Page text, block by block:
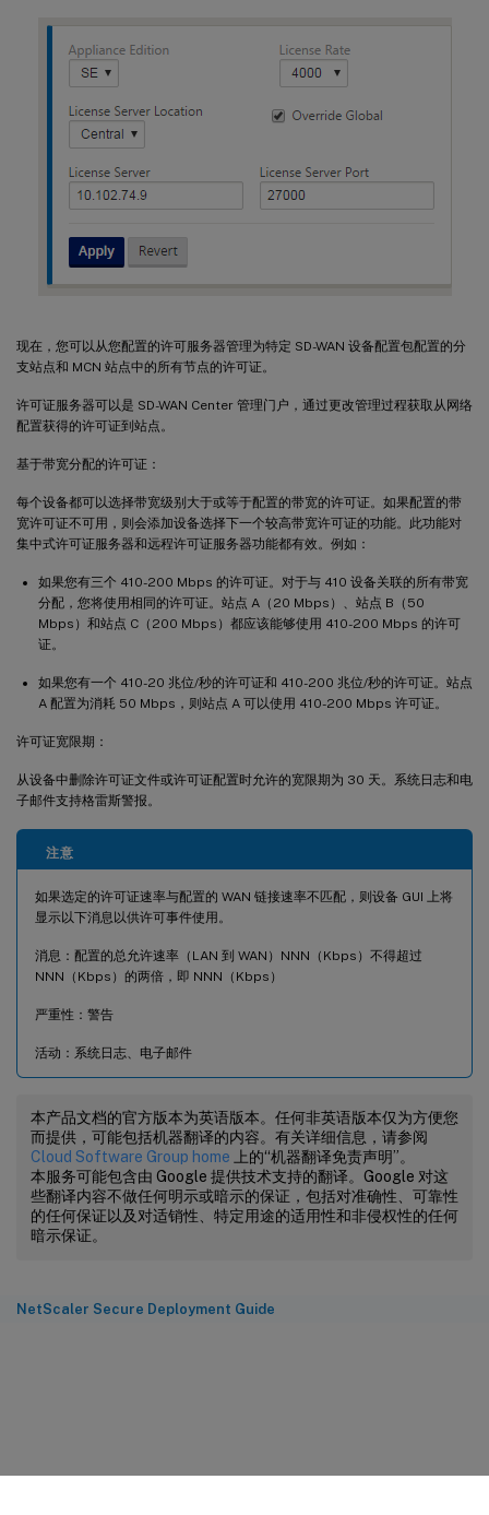
现在，您可以从您配置的许可服务器管理为特定 SD-WAN 设备配置包配置的分
支站点和 MCN 站点中的所有节点的许可证。
许可证服务器可以是 SD-WAN Center 管理门户，通过更改管理过程获取从网络
配置获得的许可证到站点。
基于带宽分配的许可证：
每个设备都可以选择带宽级别大于或等于配置的带宽的许可证。如果配置的带
宽许可证不可用，则会添加设备选择下一个较高带宽许可证的功能。此功能对
集中式许可证服务器和远程许可证服务器功能都有效。例如：
如果您有三个 410-200 Mbps 的许可证。对于与 410 设备关联的所有带宽
分配，您将使用相同的许可证。站点 A（20 Mbps）、站点 B（50
Mbps）和站点 C（200 Mbps）都应该能够使用 410-200 Mbps 的许可
证。
如果您有一个 410-20 兆位/秒的许可证和 410-200 兆位/秒的许可证。站点
A 配置为消耗 50 Mbps，则站点 A 可以使用 410-200 Mbps 许可证。
许可证宽限期：
从设备中删除许可证文件或许可证配置时允许的宽限期为 30 天。系统日志和电
子邮件支持格雷斯警报。
注意
如果选定的许可证速率与配置的 WAN 链接速率不匹配，则设备 GUI 上将
显示以下消息以供许可事件使用。
消息：配置的总允许速率（LAN 到 WAN）NNN（Kbps）不得超过
NNN（Kbps）的两倍，即 NNN（Kbps）
严重性：警告
活动：系统日志、电子邮件
本产品文档的官方版本为英语版本。任何非英语版本仅为方便您
而提供，可能包括机器翻译的内容。有关详细信息，请参阅
Cloud Software Group home 上的“机器翻译免责声明”。
本服务可能包含由 Google 提供技术支持的翻译。Google 对这
些翻译内容不做任何明示或暗示的保证，包括对准确性、可靠性
的任何保证以及对适销性、特定用途的适用性和非侵权性的任何
暗示保证。
NetScaler Secure Deployment Guide